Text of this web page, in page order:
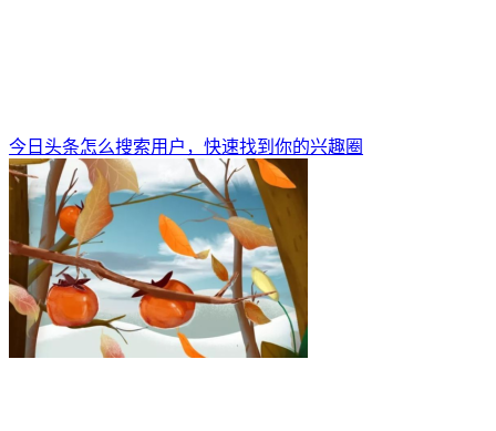
今日头条怎么搜索用户，快速找到你的兴趣圈